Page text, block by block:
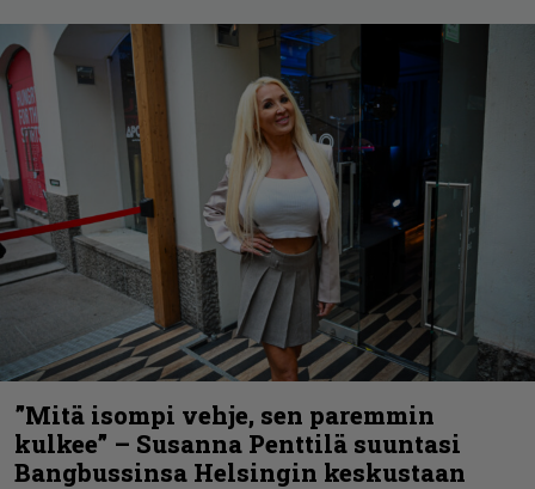
”Mitä isompi vehje, sen paremmin
kulkee” – Susanna Penttilä suuntasi
Bangbussinsa Helsingin keskustaan